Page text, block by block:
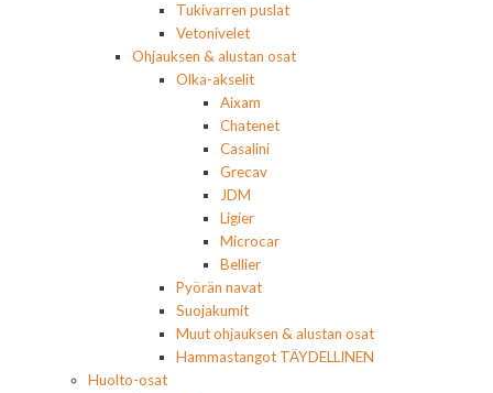
Tukivarren puslat
Vetonivelet
Ohjauksen & alustan osat
Olka-akselit
Aixam
Chatenet
Casalini
Grecav
JDM
Ligier
Microcar
Bellier
Pyörän navat
Suojakumit
Muut ohjauksen & alustan osat
Hammastangot TÄYDELLINEN
Huolto-osat